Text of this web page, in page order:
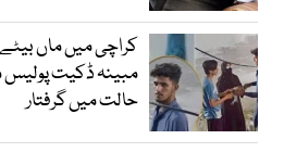
کراچی میں ماں
مبینہ ڈکیت
حالت میں گرفتار